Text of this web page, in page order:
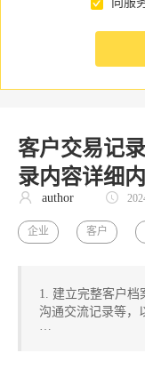
客户交易记
录内容详细内
author
企业 客户
1. 建立完整客户档
沟通交流记录等，
…